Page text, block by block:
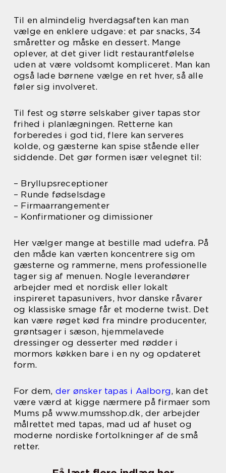
Til en almindelig hverdagsaften kan man
vælge en enklere udgave: et par snacks, 34
småretter og måske en dessert. Mange
oplever, at det giver lidt restaurantfølelse
uden at være voldsomt kompliceret. Man kan
også lade børnene vælge en ret hver, så alle
føler sig involveret.
Til fest og større selskaber giver tapas stor
frihed i planlægningen. Retterne kan
forberedes i god tid, flere kan serveres
kolde, og gæsterne kan spise stående eller
siddende. Det gør formen især velegnet til:
– Bryllupsreceptioner
– Runde fødselsdage
– Firmaarrangementer
– Konfirmationer og dimissioner
Her vælger mange at bestille mad udefra. På
den måde kan værten koncentrere sig om
gæsterne og rammerne, mens professionelle
tager sig af menuen. Nogle leverandører
arbejder med et nordisk eller lokalt
inspireret tapasunivers, hvor danske råvarer
og klassiske smage får et moderne twist. Det
kan være røget kød fra mindre producenter,
grøntsager i sæson, hjemmelavede
dressinger og desserter med rødder i
mormors køkken bare i en ny og opdateret
form.
For dem, der ønsker tapas i Aalborg, kan det
være værd at kigge nærmere på firmaer som
Mums på www.mumsshop.dk, der arbejder
målrettet med tapas, mad ud af huset og
moderne nordiske fortolkninger af de små
retter.